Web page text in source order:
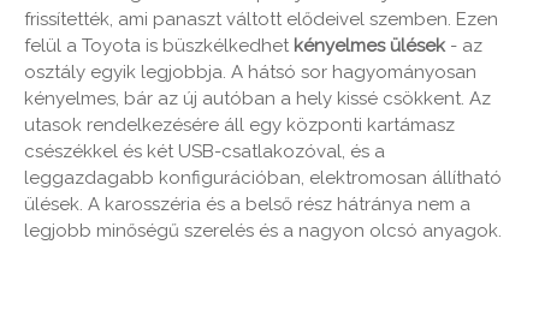
frissítették, ami panaszt váltott elődeivel szemben. Ezen
felül a Toyota is büszkélkedhet kényelmes ülések- az
osztály egyik legjobbja. A hátsó sor hagyományosan
kényelmes, bár az új autóban a hely kissé csökkent. Az
utasok rendelkezésére áll egy központi kartámasz
csészékkel és két USB-csatlakozóval, és a
leggazdagabb konfigurációban, elektromosan állítható
ülések. A karosszéria és a belső rész hátránya nem a
legjobb minőségű szerelés és a nagyon olcsó anyagok.